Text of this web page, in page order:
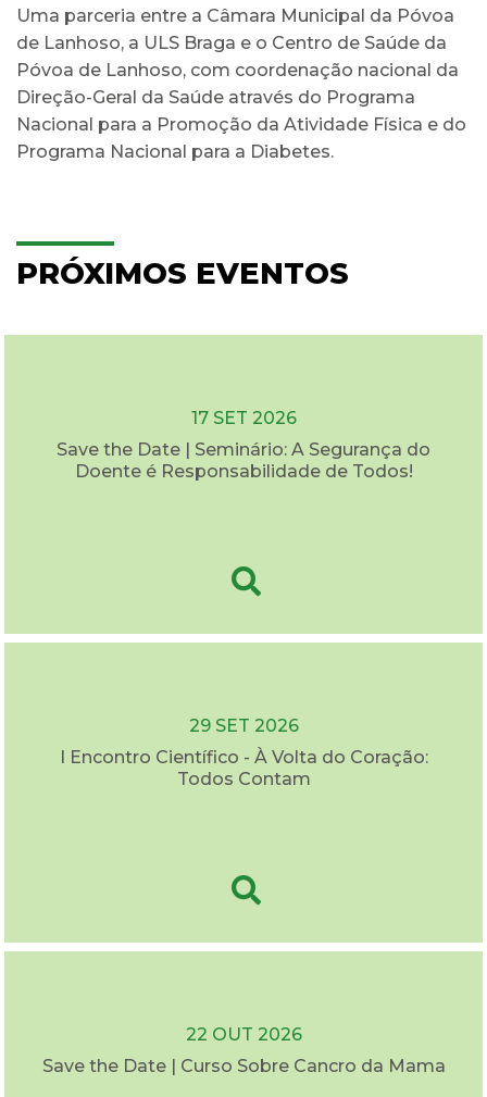
Uma parceria entre a Câmara Municipal da Póvoa
de Lanhoso, a ULS Braga e o Centro de Saúde da
Póvoa de Lanhoso, com coordenação nacional da
Direção-Geral da Saúde através do Programa
Nacional para a Promoção da Atividade Física e do
Programa Nacional para a Diabetes.
PRÓXIMOS EVENTOS
17 SET 2026
Save the Date | Seminário: A Segurança do
Doente é Responsabilidade de Todos!
29 SET 2026
I Encontro Científico - À Volta do Coração:
Todos Contam
22 OUT 2026
Save the Date | Curso Sobre Cancro da Mama